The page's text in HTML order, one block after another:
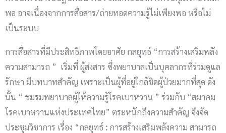
พอ อาจเนื่องจากการสื่อสาร/ถ่ายทอดความรู้ไม่เพียงพอ หรือไม่
เป็นระบบ
การสื่อสารที่มีประสิทธิภาพโดยอาศัย กลยุทธ์ “การสร้างเสริมพลัง
ความสามารถ ” เริ่มที่ ผู้ส่งสาร ซึ่งพยาบาลเป็นบุคลากรที่ร่วมดูแล
รักษา มีบทบาทสำคัญ เพราะเป็นผู้ที่อยู่ใกล้ชิดผู้ป่วยมากที่สุด ดัง
นั้น “ ชมรมพยาบาลผู้ให้ความรู้โรคเบาหวาน ” ร่วมกับ “สมาคม
โรคเบาหวานแห่งประเทศไทย” ตระหนักถึงความสำคัญ จึงจัด
ประชุมวิชาการ เรื่อง “กลยุทธ์ : การสร้างเสริมพลังความ สามารถ